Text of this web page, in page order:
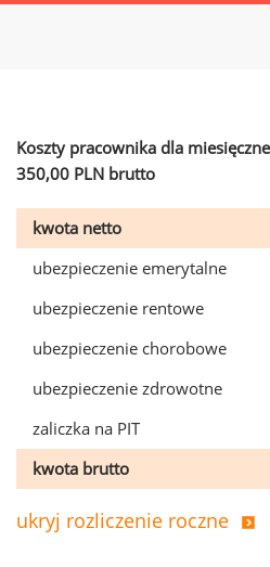
Koszty pracownika dla
350,00 PLN brutto
kwota netto
ubezpieczenie emerytalne
ubezpieczenie rentowe
ubezpieczenie chorobowe
ubezpieczenie zdrowotne
zaliczka na PIT
kwota brutto
ukryj rozliczenie roczne